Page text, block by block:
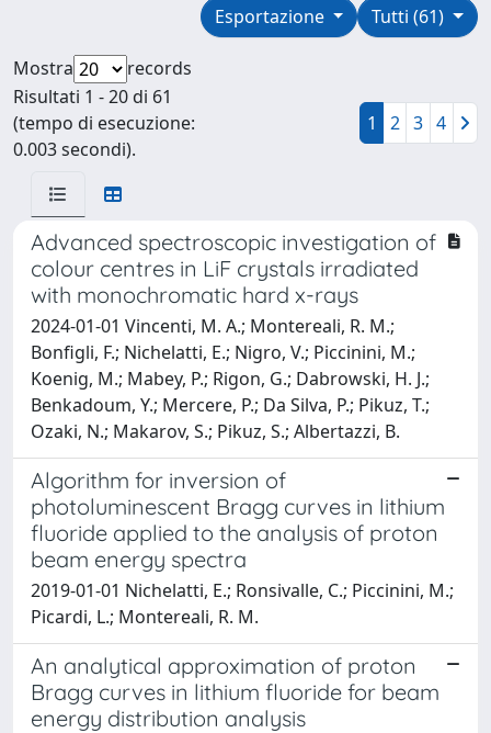
Tutti (61)
Esportazione
Mostra
records
Risultati 1 - 20 di 61
(tempo di esecuzione:
0.003 secondi).
1 2 3 4
Advanced spectroscopic investigation of
colour centres in LiF crystals irradiated
with monochromatic hard x-rays
2024-01-01 Vincenti, M. A.; Montereali, R. M.;
Bonfigli, F.; Nichelatti, E.; Nigro, V.; Piccinini, M.;
Koenig, M.; Mabey, P.; Rigon, G.; Dabrowski, H. J.;
Benkadoum, Y.; Mercere, P.; Da Silva, P.; Pikuz, T.;
Ozaki, N.; Makarov, S.; Pikuz, S.; Albertazzi, B.
Algorithm for inversion of
photoluminescent Bragg curves in lithium
fluoride applied to the analysis of proton
beam energy spectra
2019-01-01 Nichelatti, E.; Ronsivalle, C.; Piccinini, M.;
Picardi, L.; Montereali, R. M.
An analytical approximation of proton
Bragg curves in lithium fluoride for beam
energy distribution analysis